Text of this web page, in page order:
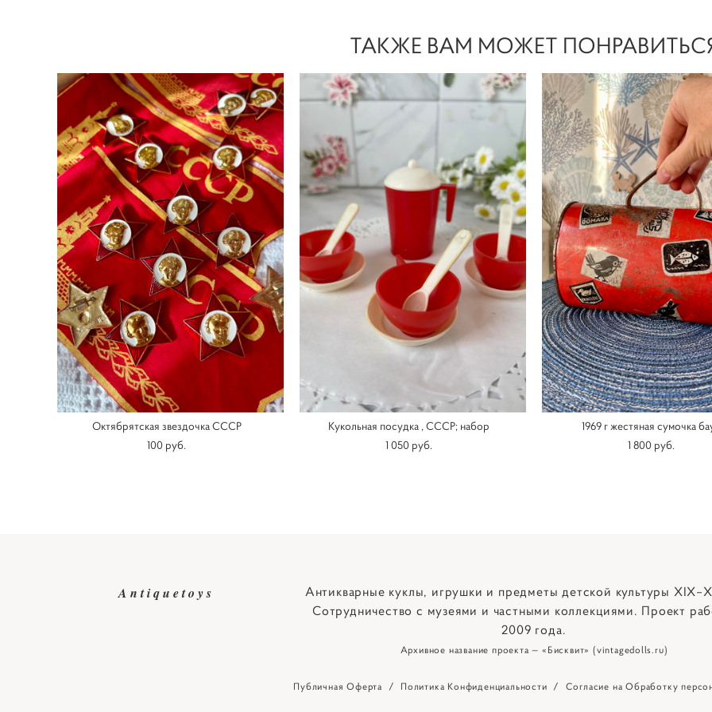
ТАКЖЕ ВАМ МОЖЕТ
Октябрятская звездочка СССР
100 pуб.
Кукольная посудка , СССР; набор
1 050 pуб.
1969 г жестяная сумочка
1 800 pуб.
Antiquetoys
Антикварные куклы, игрушки и предметы детской культуры
Сотрудничество с музеями и частными коллекциями. Проект
2009 года.
Архивное название проекта — «Бисквит» (vintagedolls.ru)
Публичная Оферта / Политика Конфиденциальности / Согласие на Обработку